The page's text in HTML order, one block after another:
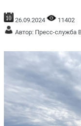
26.09.2024
11402
Автор: Пресс-служба